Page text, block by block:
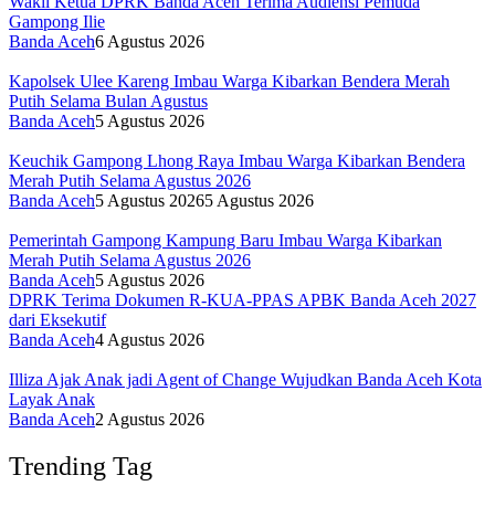
Gampong Ilie
Banda Aceh6 Agustus 2026
Kapolsek Ulee Kareng Imbau Warga Kibarkan Bendera Merah
Putih Selama Bulan Agustus
Banda Aceh5 Agustus 2026
Keuchik Gampong Lhong Raya Imbau Warga Kibarkan Bendera
Merah Putih Selama Agustus 2026
Banda Aceh5 Agustus 20265 Agustus 2026
Pemerintah Gampong Kampung Baru Imbau Warga Kibarkan
Merah Putih Selama Agustus 2026
Banda Aceh5 Agustus 2026
DPRK Terima Dokumen R-KUA-PPAS APBK Banda Aceh 2027
dari Eksekutif
Banda Aceh4 Agustus 2026
Illiza Ajak Anak jadi Agent of Change Wujudkan Banda Aceh Kota
Layak Anak
Banda Aceh2 Agustus 2026
Trending Tag